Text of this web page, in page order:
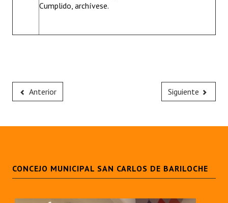
Cumplido, archívese.
Anterior Siguiente
CONCEJO MUNICIPAL SAN CARLOS DE BARILOCHE